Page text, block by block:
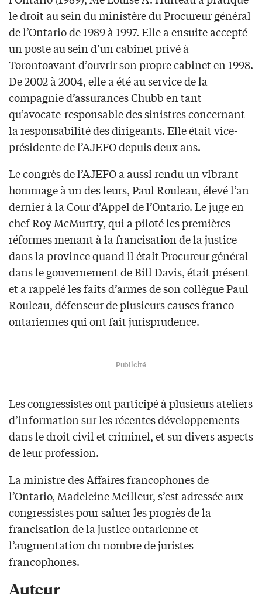
le droit au sein du ministère du Procureur général
de l’Ontario de 1989 à 1997. Elle a ensuite accepté
un poste au sein d’un cabinet privé à
Torontoavant d’ouvrir son propre cabinet en 1998.
De 2002 à 2004, elle a été au service de la
compagnie d’assurances Chubb en tant
qu’avocate-responsable des sinistres concernant
la responsabilité des dirigeants. Elle était vice-
présidente de l’AJEFO depuis deux ans.
Le congrès de l’AJEFO a aussi rendu un vibrant
hommage à un des leurs, Paul Rouleau, élevé l’an
dernier à la Cour d’Appel de l’Ontario. Le juge en
chef Roy McMurtry, qui a piloté les premières
réformes menant à la francisation de la justice
dans la province quand il était Procureur général
dans le gouvernement de Bill Davis, était présent
et a rappelé les faits d’armes de son collègue Paul
Rouleau, défenseur de plusieurs causes franco-
ontariennes qui ont fait jurisprudence.
Publicité
Les congressistes ont participé à plusieurs ateliers
d’information sur les récentes développements
dans le droit civil et criminel, et sur divers aspects
de leur profession.
La ministre des Affaires francophones de
l’Ontario, Madeleine Meilleur, s’est adressée aux
congressistes pour saluer les progrès de la
francisation de la justice ontarienne et
l’augmentation du nombre de juristes
francophones.
Auteur